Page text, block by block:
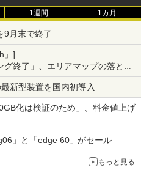
1週間 1カ月
9月末で終了
」]
終了」、エリアマップの落とし
新型装置を国内初導入
化は検証のため」、料金値上げ
」と「edge 60」がセール
もっと見る